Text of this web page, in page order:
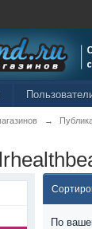
→
По